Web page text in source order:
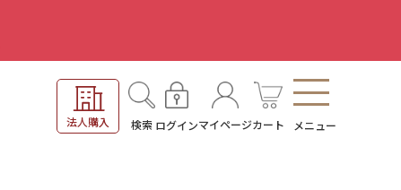
法人購入 検索 ログインマイページカート メニュー